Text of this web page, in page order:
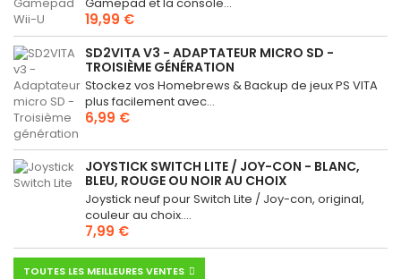
19,99 €
SD2VITA V3 - ADAPTATEUR MICRO SD -
TROISIÈME GÉNÉRATION
Stockez vos Homebrews & Backup de jeux PS VITA
plus facilement avec...
6,99 €
JOYSTICK SWITCH LITE / JOY-CON - BLANC,
BLEU, ROUGE OU NOIR AU CHOIX
Joystick neuf pour Switch Lite / Joy-con, original,
couleur au choix....
7,99 €
TOUTES LES MEILLEURES VENTES